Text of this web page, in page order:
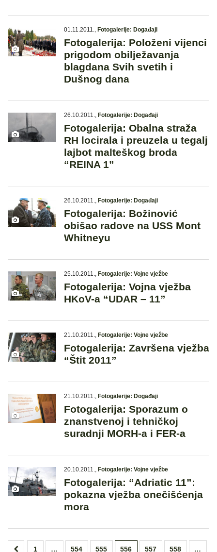
01.11.2011., Fotogalerije: Događaji
Fotogalerija: Položeni vijenci
prigodom obilježavanja
blagdana Svih svetih i
Dušnog dana
26.10.2011., Fotogalerije: Događaji
Fotogalerija: Obalna straža
RH locirala i preuzela u tegalj
lajbot malteškog broda
“REINA 1”
26.10.2011., Fotogalerije: Događaji
Fotogalerija: Božinović
obišao radove na USS Mont
Whitneyu
25.10.2011., Fotogalerije: Vojne vježbe
Fotogalerija: Vojna vježba
HKoV-a “UDAR – 11”
21.10.2011., Fotogalerije: Vojne vježbe
Fotogalerija: Završena vježba
“Štit 2011”
21.10.2011., Fotogalerije: Događaji
Fotogalerija: Sporazum o
znanstvenoj i tehničkoj
suradnji MORH-a i FER-a
20.10.2011., Fotogalerije: Vojne vježbe
Fotogalerija: “Adriatic 11”:
pokazna vježba onečišćenja
mora
Brojevi
1 … 554 555 556 557 558 …